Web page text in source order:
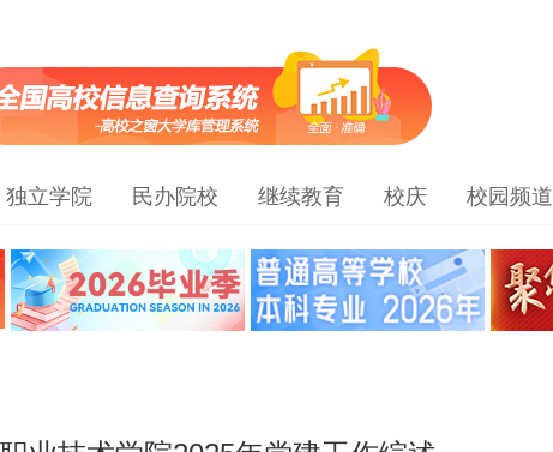
独立学院 民办院校 继续教育 校庆 校园频道